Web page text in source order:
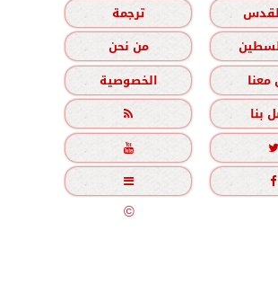
ترجمة
من نحن
معنا
الخصوصية
بنا





جميع الحقوق محفوظة©